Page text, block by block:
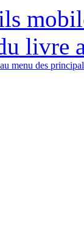
livre
menu des